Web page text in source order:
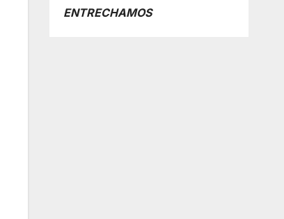
ENTRECHAMOS